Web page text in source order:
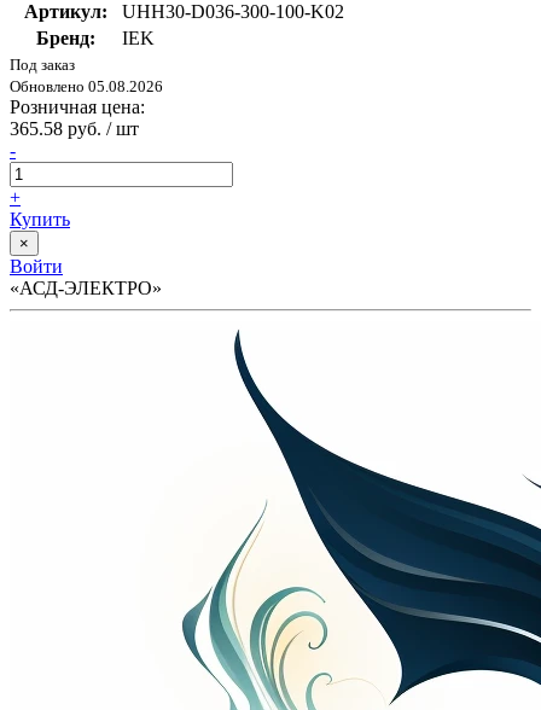
Артикул:
UHH30-D036-300-100-K02
Бренд:
IEK
Под заказ
Обновлено 05.08.2026
Розничная цена:
365.58 руб. / шт
-
+
Купить
×
Войти
«АСД-ЭЛЕКТРО»